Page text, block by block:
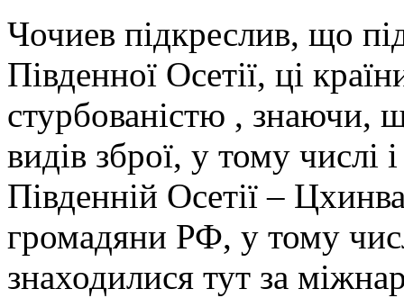
Чочиев підкреслив, що
Південної Осетії, ці
стурбованістю , знаючи,
видів зброї, у тому числі
Південній Осетії –
громадяни РФ, у тому
знаходилися тут за